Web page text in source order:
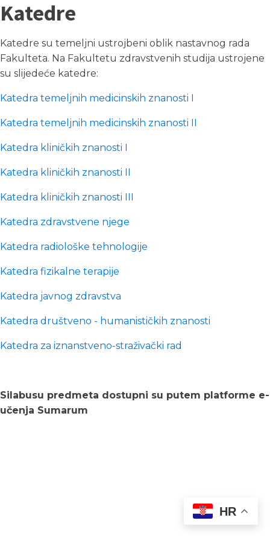
Katedre
Katedre su temeljni ustrojbeni oblik nastavnog rada
Fakulteta. Na Fakultetu zdravstvenih studija ustrojene
su slijedeće katedre:
Katedra temeljnih medicinskih znanosti I
Katedra temeljnih medicinskih znanosti II
Katedra kliničkih znanosti I
Katedra kliničkih znanosti II
Katedra kliničkih znanosti III
Katedra zdravstvene njege
Katedra radiološke tehnologije
Katedra fizikalne terapije
Katedra javnog zdravstva
Katedra društveno - humanističkih znanosti
Katedra za iznanstveno-straživački rad
Silabusu predmeta dostupni su putem platforme e-
učenja Sumarum
HR